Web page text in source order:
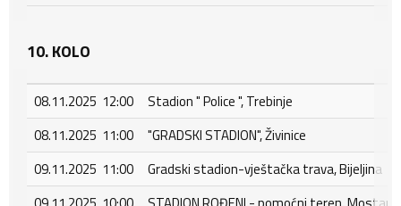
10. KOLO
08.11.2025 12:00
Stadion " Police ", Trebinje
08.11.2025 11:00
"GRADSKI STADION", Živinice
09.11.2025 11:00
Gradski stadion-vještačka trava, Bijeljina